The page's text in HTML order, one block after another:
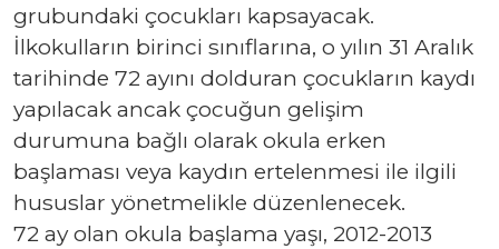
grubundaki çocukları kapsayacak.
İlkokulların birinci sınıflarına, o yılın 31 Aralık
tarihinde 72 ayını dolduran çocukların kaydı
yapılacak ancak çocuğun gelişim
durumuna bağlı olarak okula erken
başlaması veya kaydın ertelenmesi ile ilgili
hususlar yönetmelikle düzenlenecek.
72 ay olan okula başlama yaşı, 2012-2013